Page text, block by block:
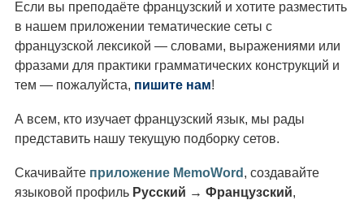
Если вы преподаёте французский и хотите разместить
в нашем приложении тематические сеты с
французской лексикой — словами, выражениями или
фразами для практики грамматических конструкций и
тем — пожалуйста, пишите нам!
А всем, кто изучает французский язык, мы рады
представить нашу текущую подборку сетов.
Скачивайте приложение MemoWord , создавайте
языковой профиль Русский → Французский,